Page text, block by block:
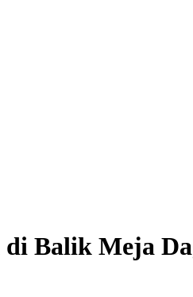
Balik Meja